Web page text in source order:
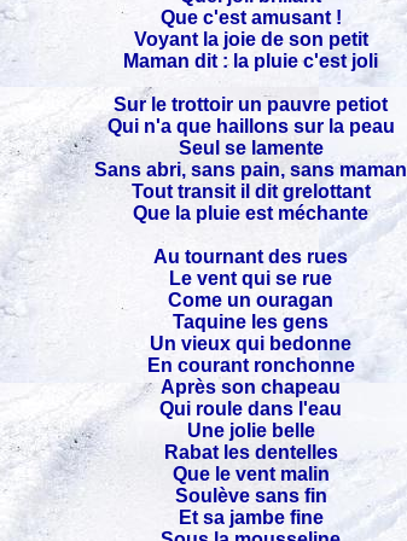
Que c'est amusant !
Voyant la joie de son petit
Maman dit : la pluie c'est joli
Sur le trottoir un pauvre petiot
Qui n'a que haillons sur la peau
Seul se lamente
Sans abri, sans pain, sans maman
Tout transit il dit grelottant
Que la pluie est méchante
Au tournant des rues
Le vent qui se rue
Come un ouragan
Taquine les gens
Un vieux qui bedonne
En courant ronchonne
Après son chapeau
Qui roule dans l'eau
Une jolie belle
Rabat les dentelles
Que le vent malin
Soulève sans fin
Et sa jambe fine